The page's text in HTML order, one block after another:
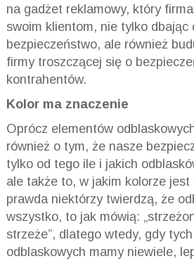
na gadżet reklamowy, który
swoim klientom, nie tylko dbając
bezpieczeństwo, ale również
firmy troszczącej się o
kontrahentów.
Kolor ma znaczenie
Oprócz elementów
również o tym, że nasze
tylko od tego ile i jakich
ale także to, w jakim kolorze jest
prawda niektórzy twierdzą, że
wszystko, to jak mówią:
strzeże”, dlatego wtedy, gdy
odblaskowych mamy niewiele,